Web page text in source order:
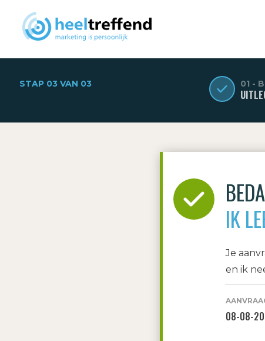
STAP 03 VAN 03 01 -
IK
Je
en ik
08-08-